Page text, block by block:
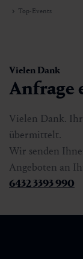
Top-Events
Vielen Dank
Anfrage
Vielen Dank.
übermittelt.
Wir senden
Angeboten an
6432 3393 990